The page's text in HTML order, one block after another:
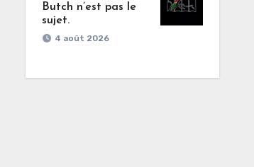
Butch n’est pas le
sujet.
4 août 2026